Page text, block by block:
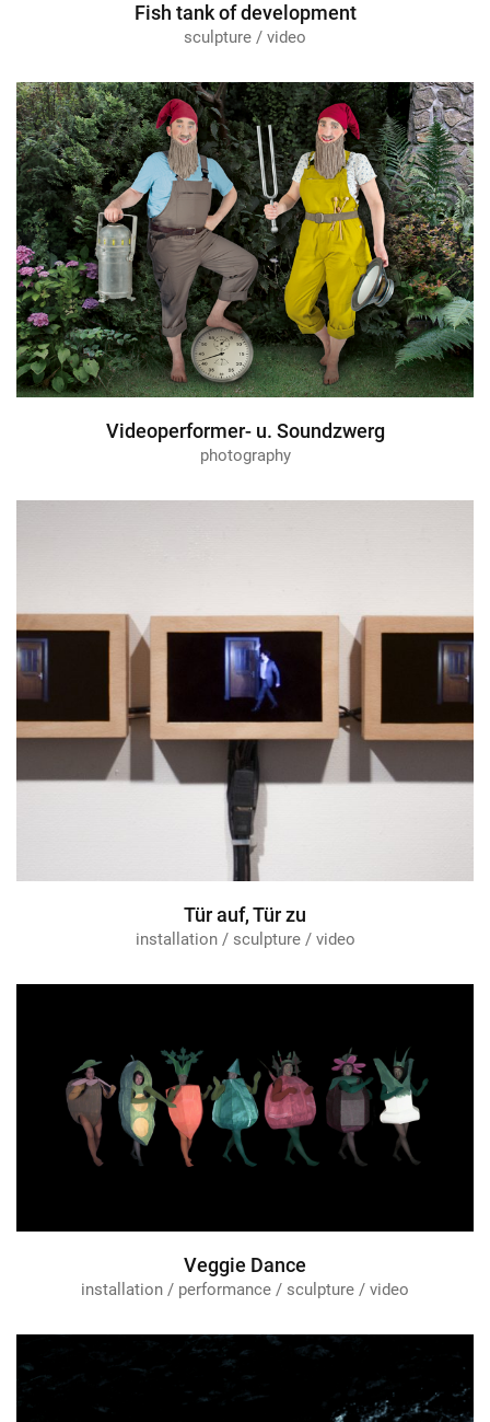
Fish tank of development
sculpture / video
Videoperformer- u. Soundzwerg
photography
Tür auf, Tür zu
installation / sculpture / video
Veggie Dance
installation / performance / sculpture / video